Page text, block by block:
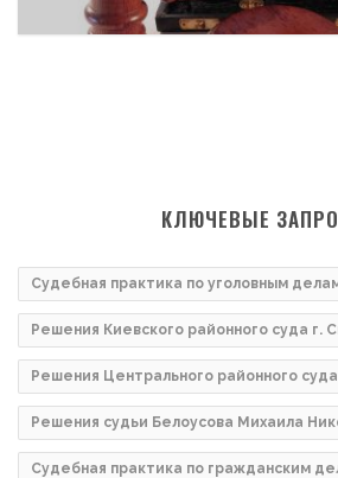
КЛЮЧЕВЫЕ
Судебная практика по уголовным
Решения Киевского районного суда г.
Решения Центрального районного
Решения судьи Белоусова Михаила
Судебная практика по гражданским